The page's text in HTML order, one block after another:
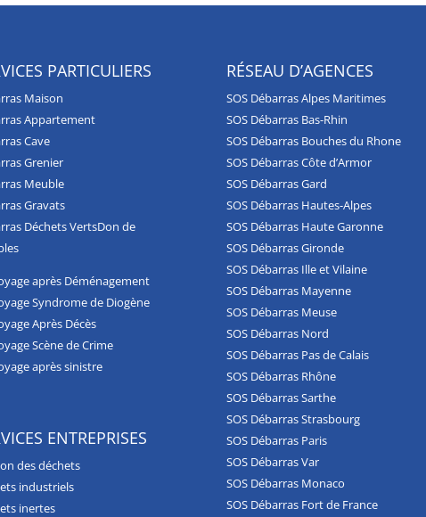
PARTICULIERS
Maison
Appartement
Cave
Grenier
Meuble
Gravats
Déchets VertsDon de
après Déménagement
Syndrome de Diogène
Après Décès
Scène de Crime
après sinistre
ENTREPRISES
des déchets
industriels
inertes
RÉSEAU D’AGENCES
SOS Débarras Alpes Maritimes
SOS Débarras Bas-Rhin
SOS Débarras Bouches du Rhone
SOS Débarras Côte d’Armor
SOS Débarras Gard
SOS Débarras Hautes-Alpes
SOS Débarras Haute Garonne
SOS Débarras Gironde
SOS Débarras Ille et Vilaine
SOS Débarras Mayenne
SOS Débarras Meuse
SOS Débarras Nord
SOS Débarras Pas de Calais
SOS Débarras Rhône
SOS Débarras Sarthe
SOS Débarras Strasbourg
SOS Débarras Paris
SOS Débarras Var
SOS Débarras Monaco
SOS Débarras Fort de France